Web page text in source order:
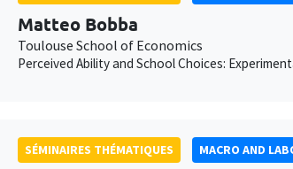
Matteo Bobba
Toulouse School of Economics
Perceived Ability and School Choices:
SÉMINAIRES THÉMATIQUES MACRO AND